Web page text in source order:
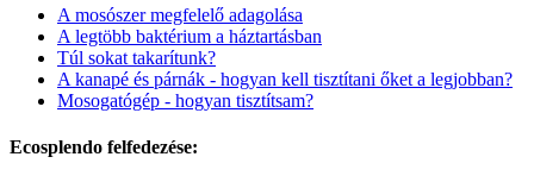
A mosószer megfelelő adagolása
A legtöbb baktérium a háztartásban
Túl sokat takarítunk?
A kanapé és párnák - hogyan kell tisztítani őket a legjobban?
Mosogatógép - hogyan tisztítsam?
Ecosplendo felfedezése: